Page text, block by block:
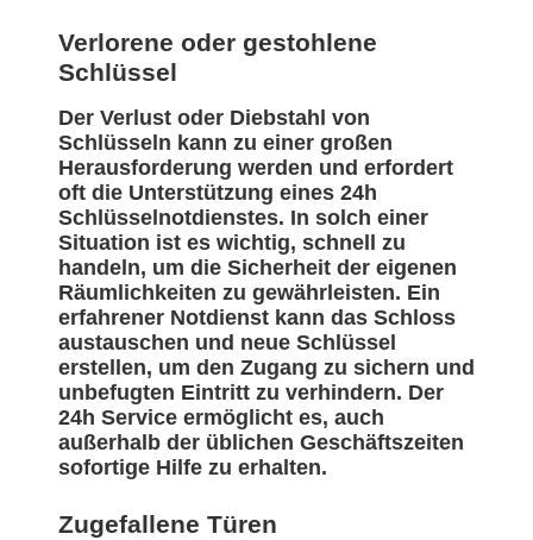
Verlorene oder gestohlene
Schlüssel
Der Verlust oder Diebstahl von
Schlüsseln kann zu einer großen
Herausforderung werden und erfordert
oft die Unterstützung eines 24h
Schlüsselnotdienstes. In solch einer
Situation ist es wichtig, schnell zu
handeln, um die Sicherheit der eigenen
Räumlichkeiten zu gewährleisten. Ein
erfahrener Notdienst kann das Schloss
austauschen und neue Schlüssel
erstellen, um den Zugang zu sichern und
unbefugten Eintritt zu verhindern. Der
24h Service ermöglicht es, auch
außerhalb der üblichen Geschäftszeiten
sofortige Hilfe zu erhalten.
Zugefallene Türen